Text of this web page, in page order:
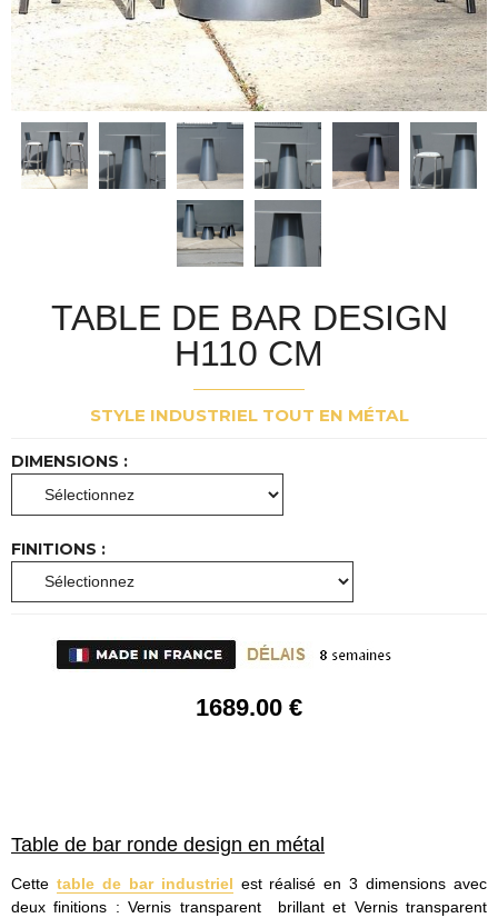
TABLE DE BAR DESIGN
H110 CM
STYLE INDUSTRIEL TOUT EN MÉTAL
DIMENSIONS :
FINITIONS :
1689.00 €
Table de bar ronde design en métal
Cette table de bar industriel est réalisé en 3 dimensions avec
deux finitions : Vernis transparent brillant et Vernis transparent